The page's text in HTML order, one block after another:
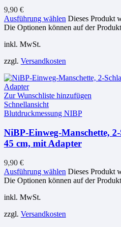
9,90 €
Ausführung wählen Dieses Produkt
Die Optionen können auf der
inkl. MwSt.
zzgl. Versandkosten
Zur Wunschliste hinzufügen
Schnellansicht
Blutdruckmessung NIBP
NiBP-Einweg-Manschette,
45 cm, mit Adapter
9,90 €
Ausführung wählen Dieses Produkt
Die Optionen können auf der
inkl. MwSt.
zzgl. Versandkosten